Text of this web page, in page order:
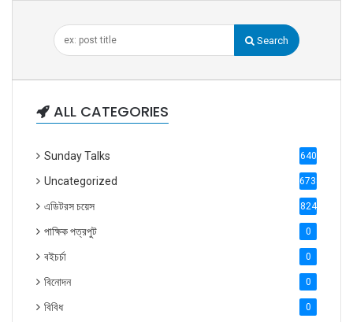
Search
ALL CATEGORIES
Sunday Talks 640
Uncategorized 6738
এডিটরস চয়েস 824
পাক্ষিক পত্রপুট 0
বইচর্চা 0
বিনোদন 0
বিবিধ 0